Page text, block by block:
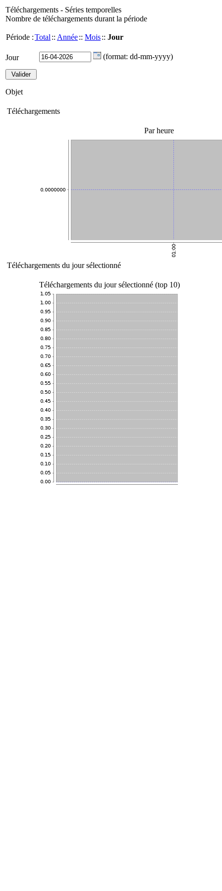
Téléchargements - Séries temporelles
Nombre de téléchargements durant la période
Période :Total :: Année:: Mois:: Jour
Jour (format: dd-mm-yyyy)
Objet
Téléchargements
Par heure
Téléchargements du jour sélectionné
Téléchargements du jour sélectionné (top 10)